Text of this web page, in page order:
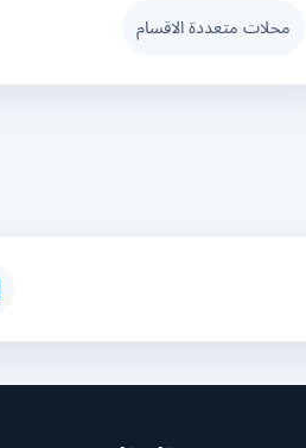
محلات متعددة الاقسام